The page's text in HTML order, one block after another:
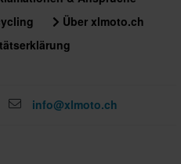
Über xlmoto.ch
info@xlmoto.ch